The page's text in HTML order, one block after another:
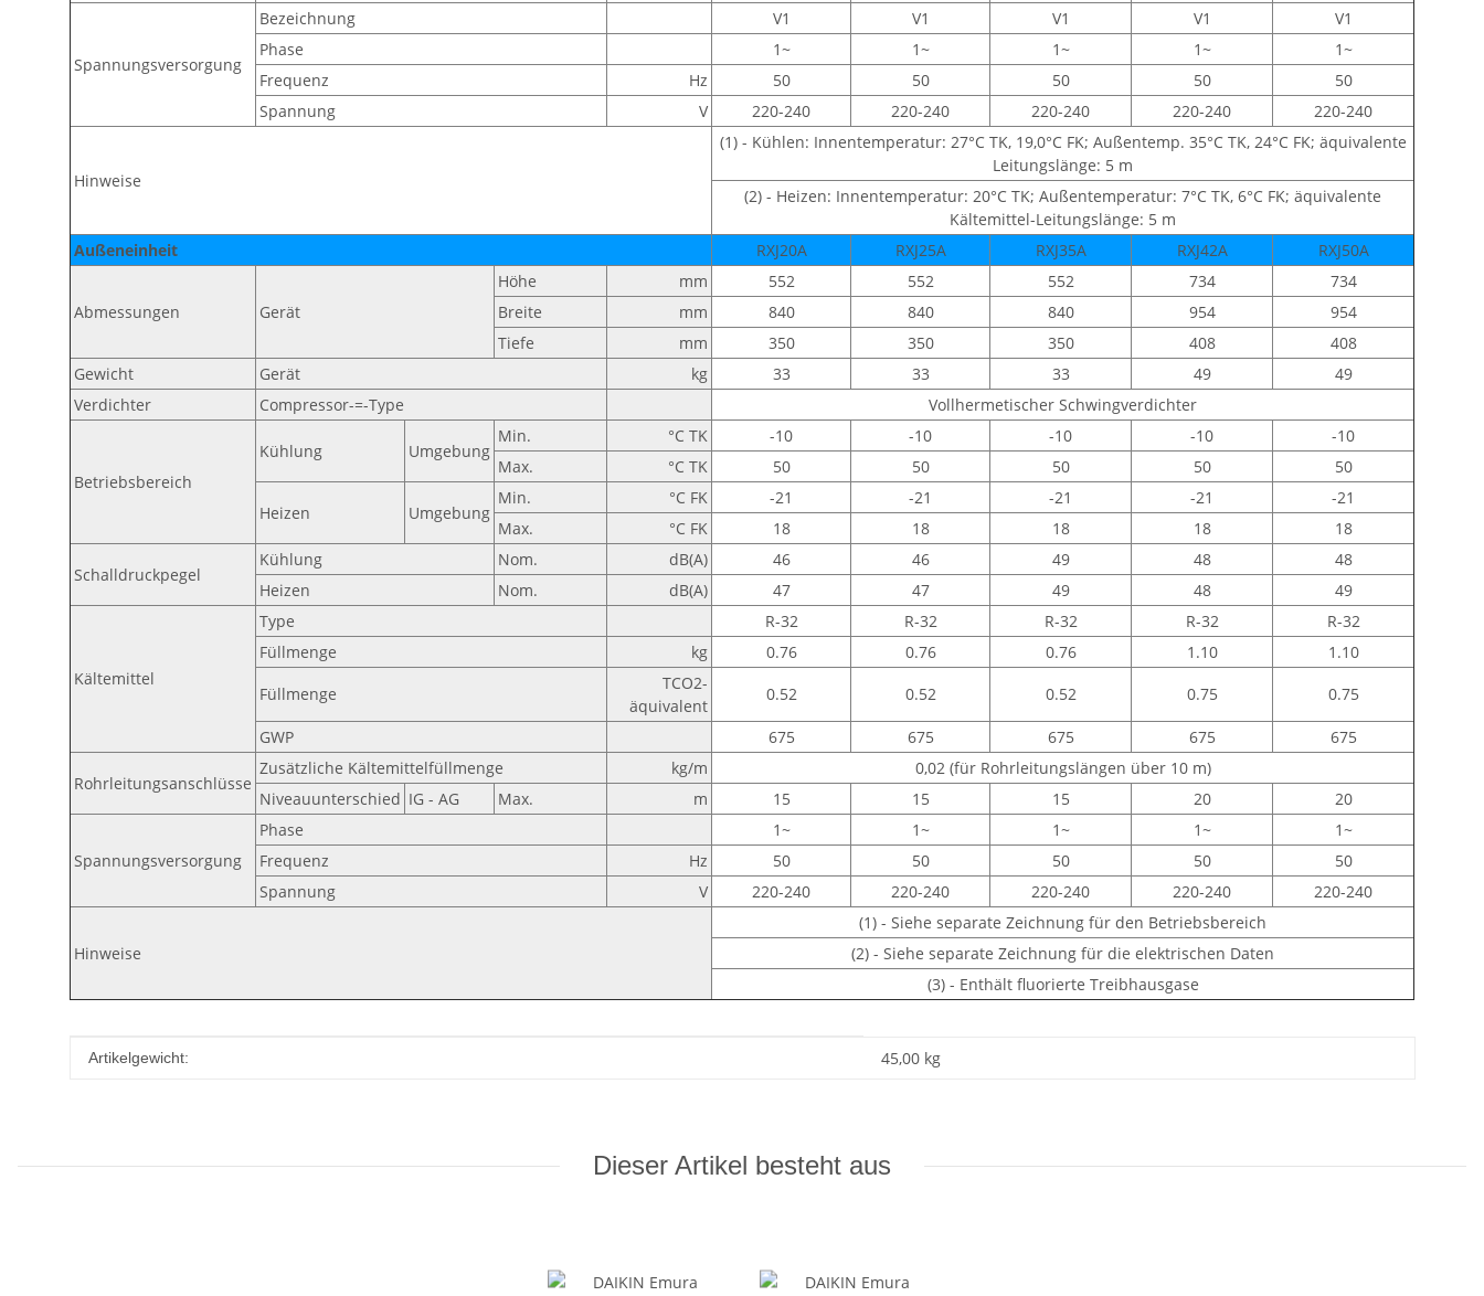
Spannungsversorgung
Bezeichnung V1 V1 V1 V1
V1
Phase
1~ 1~ 1~ 1~
1~
Frequenz
Hz 50 50 50 50
50
Spannung
V 220-240 220-240 220-240 220-240 220-240
Hinweise
(1) - Kühlen: Innentemperatur: 27°C TK, 19,0°C FK; Außentemp. 35°C TK, 24°C FK; äquivalente
Leitungslänge: 5 m
(2) - Heizen: Innentemperatur: 20°C TK; Außentemperatur: 7°C TK, 6°C FK; äquivalente
Kältemittel-Leitungslänge: 5 m
Außeneinheit
RXJ20A RXJ25A RXJ35A RXJ42A RXJ50A
Abmessungen Gerät
Höhe mm 552 552 552 734
734
Breite
mm 840 840 840 954
954
Tiefe
mm 350 350 350 408
408
Gewicht
Gerät kg 33 33 33 49
49
Verdichter
Compressor-=-Type Vollhermetischer Schwingverdichter
Betriebsbereich
Kühlung Umgebung
Min. °C TK -10 -10 -10 -10
-10
Max.
°C TK 50 50 50 50 50
Heizen Umgebung
Min. °C FK -21 -21 -21 -21
-21
Max.
°C FK 18 18 18 18 18
Schalldruckpegel
Kühlung Nom. dB(A) 46 46 49 48
48
Heizen
Nom. dB(A) 47 47 49 48 49
Kältemittel
Type R-32 R-32 R-32 R-32
R-32
Füllmenge
kg 0.76 0.76 0.76 1.10
1.10
Füllmenge
TCO2-
äquivalent
0.52 0.52 0.52 0.75 0.75
GWP 675 675 675 675 675
Rohrleitungsanschlüsse
Zusätzliche Kältemittelfüllmenge kg/m
0,02 (für Rohrleitungslängen über 10 m)
Niveauunterschied IG - AG Max. m 15 15 15 20 20
Spannungsversorgung
Phase 1~ 1~ 1~ 1~
1~
Frequenz
Hz 50 50 50 50
50
Spannung
V 220-240 220-240 220-240 220-240 220-240
Hinweise
(1) - Siehe separate Zeichnung für den Betriebsbereich
(2) - Siehe separate Zeichnung für die elektrischen Daten
(3) - Enthält fluorierte Treibhausgase
Produkteigenschaft
Wert
Artikelgewicht: 45,00 kg
Dieser Artikel besteht aus